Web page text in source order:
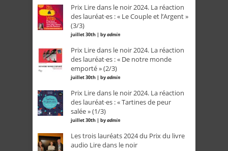
Prix Lire dans le noir 2024. La réaction
des lauréat·es : « Le Couple et l’Argent »
(3/3)
juillet 30th | byadmin
Prix Lire dans le noir 2024. La réaction
des lauréat·es : « De notre monde
emporté » (2/3)
juillet 30th | byadmin
Prix Lire dans le noir 2024. La réaction
des lauréat·es : « Tartines de peur
salée » (1/3)
juillet 30th | byadmin
Les trois lauréats 2024 du Prix du livre
audio Lire dans le noir